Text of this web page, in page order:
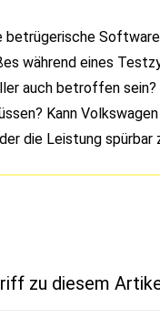
betrügerische
während eines
auch betroffen
Kann
die Leistung spürbar
zu diesem